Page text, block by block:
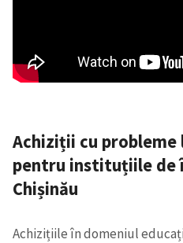
Achiziții cu
pentru instituțiile de
Chișinău
Achizițiile în domeniul